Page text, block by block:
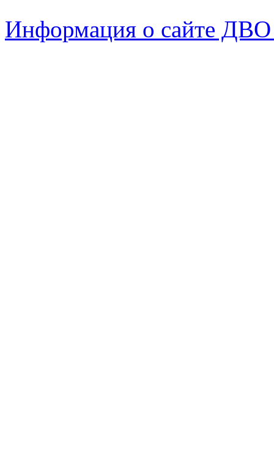
Информация о сайте